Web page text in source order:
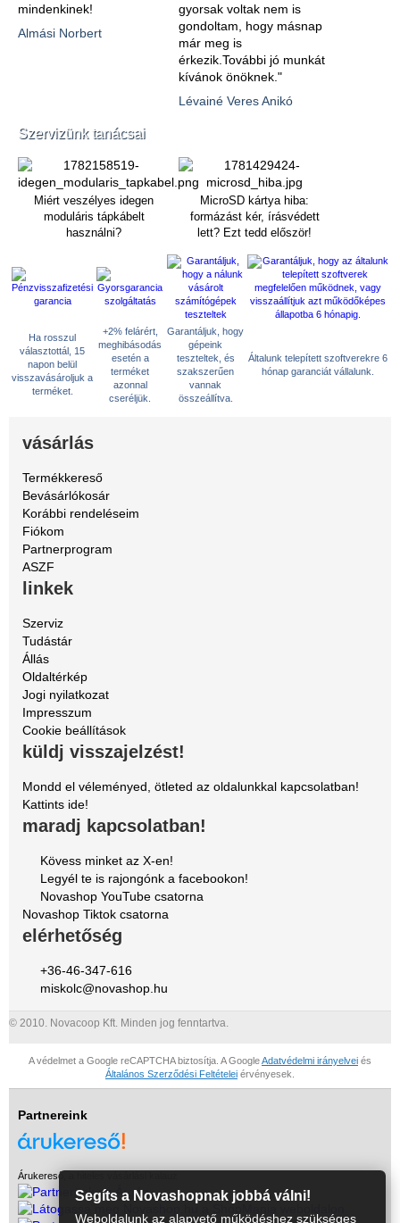
mindenkinek!
Almási Norbert
gyorsak voltak nem is
gondoltam, hogy másnap
már meg is
érkezik.További jó munkát
kívánok önöknek."
Lévainé Veres Anikó
Szervizünk tanácsai
Miért veszélyes idegen
moduláris tápkábelt
használni?
MicroSD kártya hiba:
formázást kér, írásvédett
lett? Ezt tedd először!
Ha rosszul
választottál, 15
napon belül
visszavásároljuk a
terméket.
+2% felárért,
meghibásodás
esetén a
terméket
azonnal
cseréljük.
Garantáljuk, hogy
gépeink
teszteltek, és
szakszerűen
vannak
összeállítva.
Általunk telepített szoftverekre 6
hónap garanciát vállalunk.
vásárlás
Termékkereső
Bevásárlókosár
Korábbi rendeléseim
Fiókom
Partnerprogram
ASZF
linkek
Szerviz
Tudástár
Állás
Oldaltérkép
Jogi nyilatkozat
Impresszum
Cookie beállítások
küldj visszajelzést!
Mondd el véleményed, ötleted az oldalunkkal kapcsolatban!
Kattints ide!
maradj kapcsolatban!
Kövess minket az X-en!
Legyél te is rajongónk a facebookon!
Novashop YouTube csatorna
Novashop Tiktok csatorna
elérhetőség
+36-46-347-616
miskolc@novashop.hu
© 2010. Novacoop Kft. Minden jog fenntartva.
A védelmet a Google reCAPTCHA biztosítja. A GoogleAdatvédelmi irányelvei és
Általános Szerződési Feltételei érvényesek.
Partnereink
Árukereső, a hiteles vásárlási kalauz
Segíts a Novashopnak jobbá válni!
Weboldalunk az alapvető működéshez szükséges